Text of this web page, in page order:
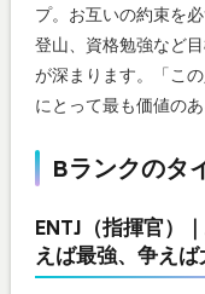
プ。お互いの約束を
登山、資格勉強など
が深まります。「こ
にとって最も価値のあ
Bランクのタ
ENTJ（指揮官）
えば最強、争え